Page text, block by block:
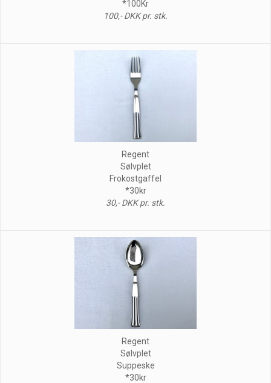
*100Kr
100,- DKK pr. stk.
Regent
Sølvplet
Frokostgaffel
*30kr
30,- DKK pr. stk.
Regent
Sølvplet
Suppeske
*30kr